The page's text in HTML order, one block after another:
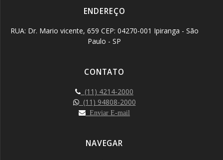
ENDEREÇO
RUA: Dr. Mario vicente, 659 CEP: 04270-001 Ipiranga - São
Paulo - SP
CONTATO
(11) 4214-2000
(11) 94808-2000
Enviar E-mail
NAVEGAR